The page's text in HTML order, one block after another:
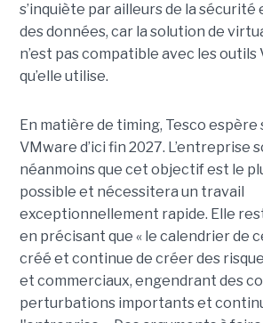
s’inquiète par ailleurs de la
des données, car la solution de
n’est pas compatible avec les
qu’elle utilise.
En matière de timing, Tesco espère
VMware d’ici fin 2027. L’entreprise
néanmoins que cet objectif est le
possible et nécessitera un travail
exceptionnellement rapide. Elle
en précisant que « le calendrier de
créé et continue de créer des
et commerciaux, engendrant des
perturbations importants et